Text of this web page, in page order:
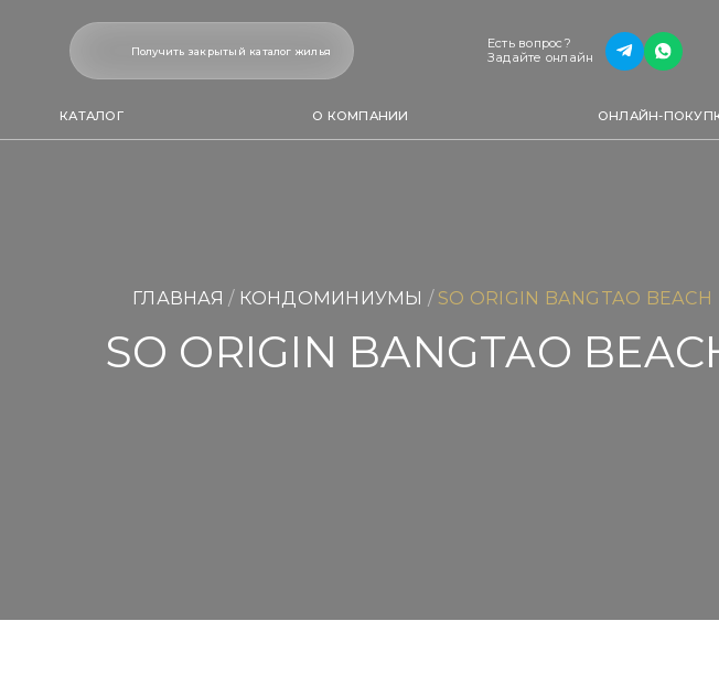
Получить закрытый каталог жилья
Задайте онлайн
+66 95
Получить закрытый каталог жилья
Есть вопрос?
Задайте онлайн
КАТАЛОГ О КОМПАНИИ ОНЛАЙН-
ГЛАВНАЯ / КОНДОМИНИУМЫ / SO ORIGIN BANGTAO BEACH
SO ORIGIN BANGTAO